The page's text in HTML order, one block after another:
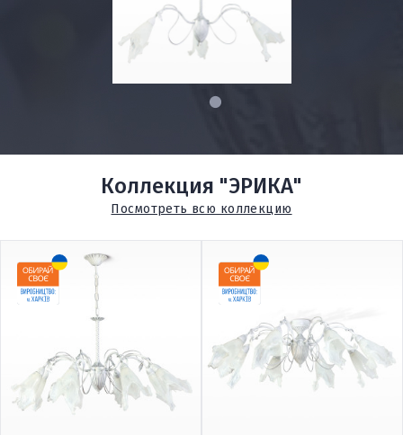
1
Коллекция "ЭРИКА"
Посмотреть всю коллекцию